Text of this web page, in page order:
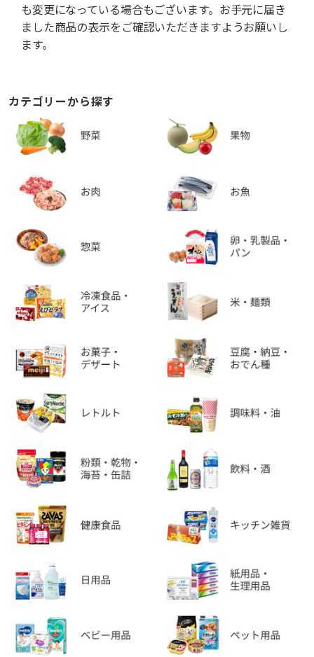
も変更になっている場合もございます。お手元に届き
ました商品の表示をご確認いただきますようお願いし
ます。
カテゴリーから探す